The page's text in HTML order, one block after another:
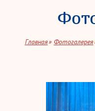
Главная Фотогалерея